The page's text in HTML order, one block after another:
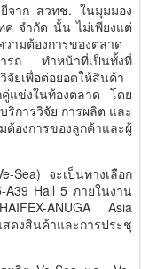
จาก สวทช. ในมุมมอง
ค จำกัด นั้น ไม่เพียงแต่
ามต้องการของตลาด
ารถ ทำหน้าที่เป็นทั้งที่
ยเพื่อต่อยอดให้สินค้า
แข่งในท้องตลาด โดย
ริการวิจัย การผลิต และ
งการของลูกค้าและผู้
Sea) จะเป็นทางเลือก
Hall 5 ภายในงาน
ANUGA Asia
ดงสินค้าและการประชุ